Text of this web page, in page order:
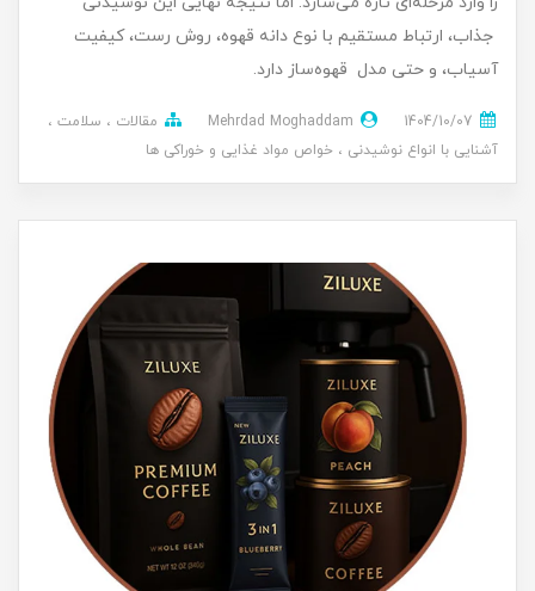
جذاب، ارتباط مستقیم با نوع دانه قهوه، روش رست، کیفیت
آسیاب، و حتی مدل قهوه‌ساز دارد.
Mehrdad Moghaddam مقالات
سلامت
آشنایی با انواع نوشیدنی
خواص مواد غذایی و خوراکی ها